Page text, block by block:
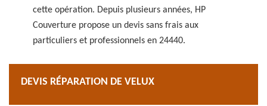
cette opération. Depuis plusieurs années, HP
Couverture propose un devis sans frais aux
particuliers et professionnels en 24440.
DEVIS RÉPARATION DE VELUX